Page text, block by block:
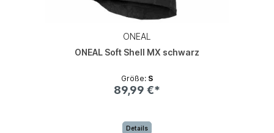
ONEAL
ONEAL Soft Shell MX schwarz
Größe: S
89,99 €*
Details